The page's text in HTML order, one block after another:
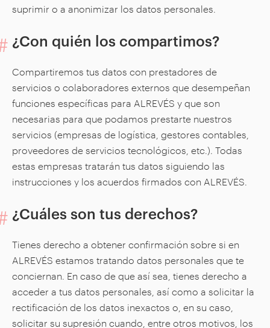
suprimir o a anonimizar los datos personales.
¿Con quién los compartimos?
Compartiremos tus datos con prestadores de
servicios o colaboradores externos que desempeñan
funciones específicas para ALREVÉS y que son
necesarias para que podamos prestarte nuestros
servicios (empresas de logística, gestores contables,
proveedores de servicios tecnológicos, etc.). Todas
estas empresas tratarán tus datos siguiendo las
instrucciones y los acuerdos firmados con ALREVÉS.
¿Cuáles son tus derechos?
Tienes derecho a obtener confirmación sobre si en
ALREVÉS estamos tratando datos personales que te
conciernan. En caso de que así sea, tienes derecho a
acceder a tus datos personales, así como a solicitar la
rectificación de los datos inexactos o, en su caso,
solicitar su supresión cuando, entre otros motivos, los